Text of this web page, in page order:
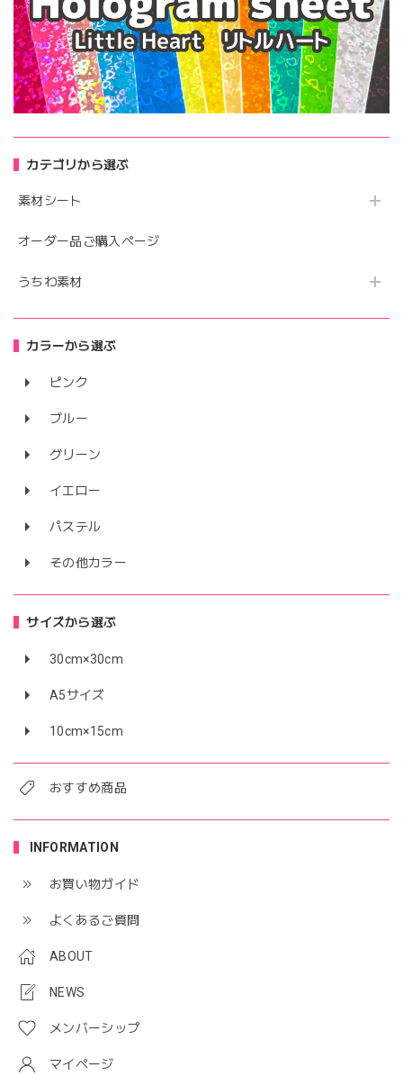
カテゴリから選ぶ
素材シート
オーダー品ご購入ページ
うちわ素材
カラーから選ぶ
ピンク
ブルー
グリーン
イエロー
パステル
その他カラー
サイズから選ぶ
30cm×30cm
A5サイズ
10cm×15cm
おすすめ商品
INFORMATION
お買い物ガイド
よくあるご質問
ABOUT
NEWS
メンバーシップ
マイページ